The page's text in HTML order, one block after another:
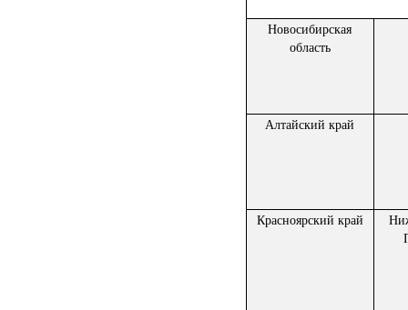
Новосибирская
область
Алтайский край
Красноярский край